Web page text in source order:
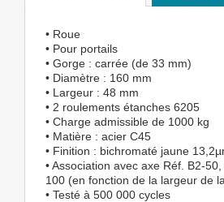
• Roue
• Pour portails
• Gorge : carrée (de 33 mm)
• Diamètre : 160 mm
• Largeur : 48 mm
• 2 roulements étanches 6205
• Charge admissible de 1000 kg
• Matière : acier C45
• Finition : bichromaté jaune
• Association avec axe Réf. B2-
100 (en fonction de la largeur de
• Testé à 500 000 cycles